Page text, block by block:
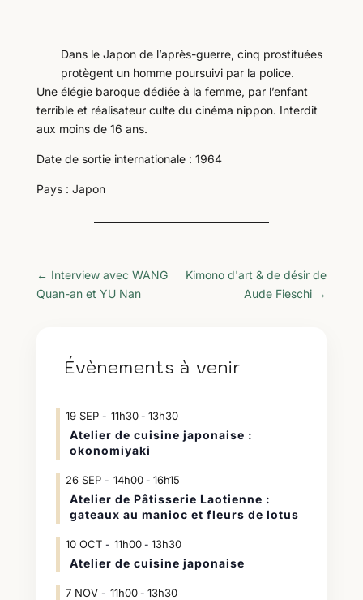
Dans le Japon de l’après-guerre, cinq prostituées
protègent un homme poursuivi par la police.
Une élégie baroque dédiée à la femme, par l’enfant
terrible et réalisateur culte du cinéma nippon. Interdit
aux moins de 16 ans.
Date de sortie internationale : 1964
Pays : Japon
← Interview avec WANG
Quan-an et YU Nan
Kimono d'art & de désir de
Aude Fieschi →
Évènements à venir
19 SEP 11h30- 13h30
Atelier de cuisine japonaise :
okonomiyaki
26 SEP 14h00- 16h15
Atelier de Pâtisserie Laotienne :
gateaux au manioc et fleurs de lotus
10 OCT 11h00- 13h30
Atelier de cuisine japonaise
7 NOV 11h00- 13h30